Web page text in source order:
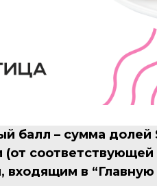
балл – сумма
входящим в